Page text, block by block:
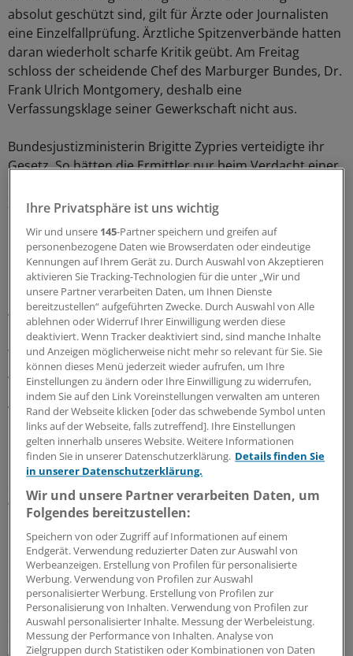
absolut geschützt sind, gilt für Ärzte oder Journalisten
eine Einzelfallprüfung. Ärztliche Spitzenverbände hatten
daran wiederholt scharfe Kritik geübt. Am Freitag
schloss der scheidende Chef des Marburger Bundes, Dr.
Frank Ulrich Montgomery, deshalb eine
Verfassungsklage seiner Gewerkschaft nicht aus.
Bundesjustizministerin Brigitte Zypries verteidigte ihr
Gesetz. So hätten die Ermittler nur beim Verdacht einer
Zugriff auf die gespeicherten Daten. Deutschland
befinde sich mitnichten "auf dem Weg in einen
Überwachungsstaat".
Der Unions-Rechtsexperte Siegfried Kauder warf den
Kritikern des Gesetzes vor, die Menschen zu
verunsichern und die innere Sicherheit zu gefährden.
Der große Lauschangriff und das Abhören von
Telefonaten seien bereits heute möglich. Zudem würden
Ärzte in ihrer Arbeit jetzt sogar besser geschützt als
bisher: "Dieser Gesetzentwurf führt zu einer
Verbesserung der Rechte der Berufsgeheimnisträger
und nicht zu einer Verschlechterung", so Kauder.
In der hitzigen Debatte übte die Opposition hingegen
scharfe Kritik an der Koalition. Ab dem kommenden Jahr
würden die Kommunikationsdaten von 80 Millionen
Bundesbürgern erfasst, "und zwar ohne jeden Verdacht
und ohne jeden Anlass", beklagte Jan Korte für die Linke.
"Wir haben es hier mit einer Totalregistrierung von
menschlichem Kommunikationsverhalten zu tun", so
Korte. Bei der Überwachung von Telefonaten werde
außerdem der nach dem Bundesverfassungsgericht zu
schützende "Kernbereich privater Lebensführung"
Ihre Privatsphäre ist uns wichtig
Wir und unsere 145-Partner speichern und greifen auf
personenbezogene Daten wie Browserdaten oder eindeutige
Kennungen auf Ihrem Gerät zu. Durch Auswahl von Akzeptieren
aktivieren Sie Tracking-Technologien für die unter „Wir und
unsere Partner verarbeiten Daten, um Ihnen Dienste
bereitzustellen“ aufgeführten Zwecke. Durch Auswahl von Alle
ablehnen oder Widerruf Ihrer Einwilligung werden diese
deaktiviert. Wenn Tracker deaktiviert sind, sind manche Inhalte
und Anzeigen möglicherweise nicht mehr so relevant für Sie. Sie
können dieses Menü jederzeit wieder aufrufen, um Ihre
Einstellungen zu ändern oder Ihre Einwilligung zu widerrufen,
indem Sie auf den Link Voreinstellungen verwalten am unteren
Rand der Webseite klicken [oder das schwebende Symbol unten
links auf der Webseite, falls zutreffend]. Ihre Einstellungen
gelten innerhalb unseres Website. Weitere Informationen
finden Sie in unserer Datenschutzerklärung. Details finden Sie
in unserer Datenschutzerklärung.
Wir und unsere Partner verarbeiten Daten, um
Folgendes bereitzustellen:
Speichern von oder Zugriff auf Informationen auf einem
Endgerät. Verwendung reduzierter Daten zur Auswahl von
Werbeanzeigen. Erstellung von Profilen für personalisierte
Werbung. Verwendung von Profilen zur Auswahl
personalisierter Werbung. Erstellung von Profilen zur
Personalisierung von Inhalten. Verwendung von Profilen zur
Auswahl personalisierter Inhalte. Messung der Werbeleistung.
Messung der Performance von Inhalten. Analyse von
Zielgruppen durch Statistiken oder Kombinationen von Daten